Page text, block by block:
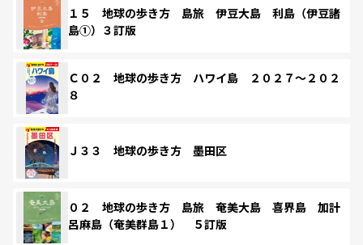
１５ 地球の歩き方 島旅 伊豆大島 利島（伊豆諸
島①）３訂版
Ｃ０２ 地球の歩き方 ハワイ島 ２０２７～２０２
８
Ｊ３３ 地球の歩き方 墨田区
０２ 地球の歩き方 島旅 奄美大島 喜界島 加計
呂麻島（奄美群島１） ５訂版